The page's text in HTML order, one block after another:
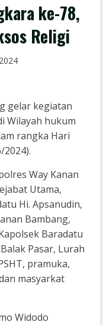
ke-78,
Religi
gelar kegiatan
Wilayah hukum
rangka Hari
2024).
Way Kanan
Utama,
Hi. Apsanudin,
Bambang,
Baradatu
Pasar, Lurah
pramuka,
masyarkat
Widodo